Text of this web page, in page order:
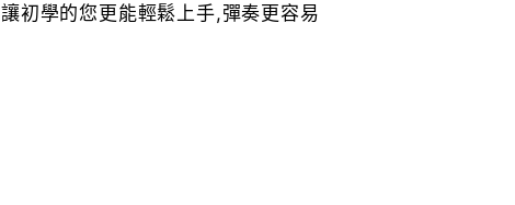
讓初學的您更能輕鬆上手,彈奏更容易